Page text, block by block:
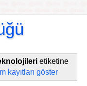
etiketine
kayıtları göster